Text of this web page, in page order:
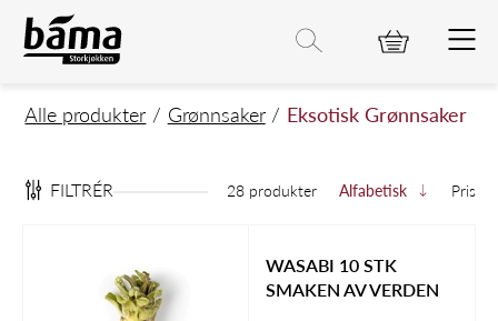
Eksotisk Grønnsaker
Hovedinnhold
Hovedmeny
Hovedmeny
Alle produkter Grønnsaker Eksotisk Grønnsaker
FILTRÉR 28 produkter Alfabetisk Pris
WASABI 10 STK
SMAKEN AV VERDEN